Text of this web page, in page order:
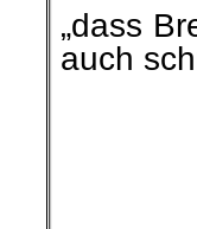
„dass
auch